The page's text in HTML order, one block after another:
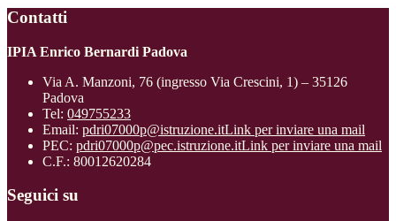
Contatti
IPIA Enrico Bernardi Padova
Via A. Manzoni, 76 (ingresso Via Crescini, 1) – 35126
Padova
Tel: 049755233
Email: pdri07000p@istruzione.itLink per inviare una mail
PEC: pdri07000p@pec.istruzione.itLink per inviare una mail
C.F.: 80012620284
Seguici su